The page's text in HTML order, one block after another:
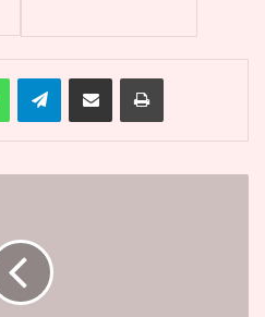
WhatsAppTelegramPartager par email Imprimer